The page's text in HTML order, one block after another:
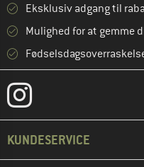
Eksklusiv adgang til
Mulighed for at gemme
KUNDESERVICE